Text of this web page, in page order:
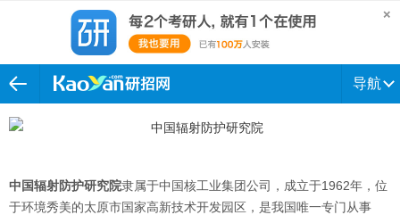
导航
中国辐射防护研究院隶属于中国核工业集团公司，成立于1962年，位
于环境秀美的太原市国家高新技术开发园区，是我国唯一专门从事